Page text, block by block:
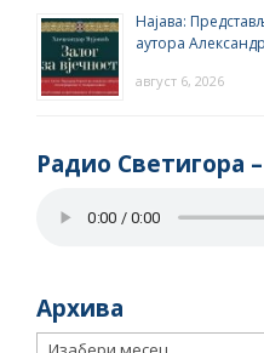
Најава:
аутора
август 6, 2026
Радио Светигора
Архива
Архива